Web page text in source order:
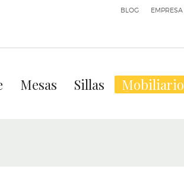
BLOG EMPRESA
Mesas Sillas Mobiliario